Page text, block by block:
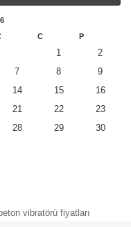
C P
1
2
7 8
9
14 15
16
21 22
23
28 29
30
beton vibratörü fiyatları